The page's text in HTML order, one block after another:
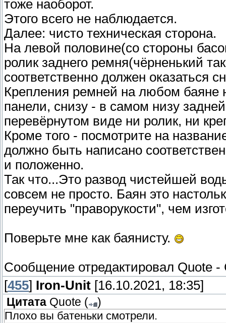
тоже наоборот.
Этого всего не наблюдается.
Далее: чисто техническая сторона.
На левой половине(со стороны
ролик заднего ремня(чёрненький
соответственно должен оказаться
Крепления ремней на любом баяне
панели, снизу - в самом низу
перевёрнутом виде ни ролик, ни
Кроме того - посмотрите на
должно быть написано
и положенно.
Так что...Это развод чистейшей
совсем не просто. Баян это
переучить "праворукости", чем
Поверьте мне как баянисту.
Сообщение отредактировал Quote -
[455] Iron-Unit [16.10.2021, 18:35]
Цитата Quote (
)
Плохо вы батеньки смотрели.